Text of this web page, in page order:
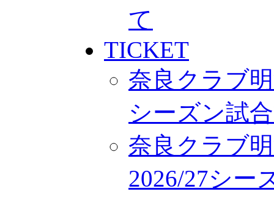
て
TICKET
奈良クラブ
シーズン試
奈良クラブ
2026/27シー